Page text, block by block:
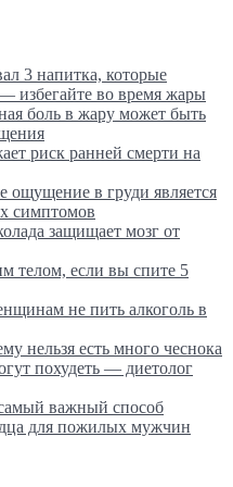
3 напитка, которые
избегайте во время жары
боль в жару может быть
риск ранней смерти на
ощущение в груди является
симптомов
защищает мозг от
телом, если вы спите 5
не пить алкоголь в
нельзя есть много чеснока
похудеть — диетолог
важный способ
для пожилых мужчин